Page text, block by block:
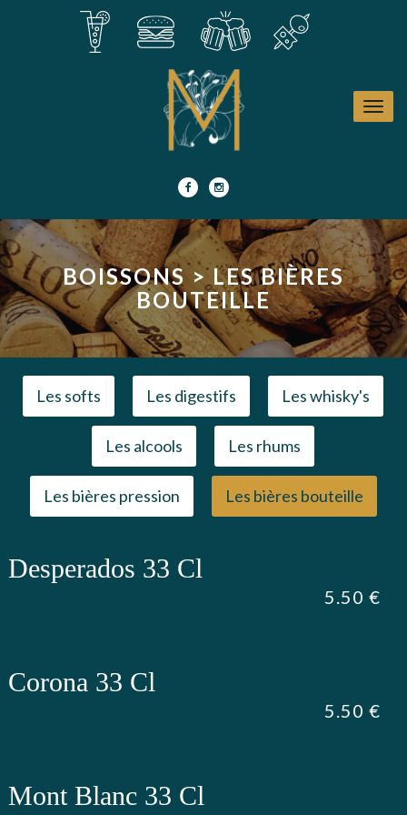
CARTE
CONTACT & RÉSERVATION
Toggle
BOISSONS > LES BIÈRES
BOUTEILLE
Les softs Les digestifs Les whisky's
Les alcools Les rhums
Les bières pression Les bières bouteille
Desperados 33 Cl
5.50 €
Corona 33 Cl
5.50 €
Mont Blanc 33 Cl